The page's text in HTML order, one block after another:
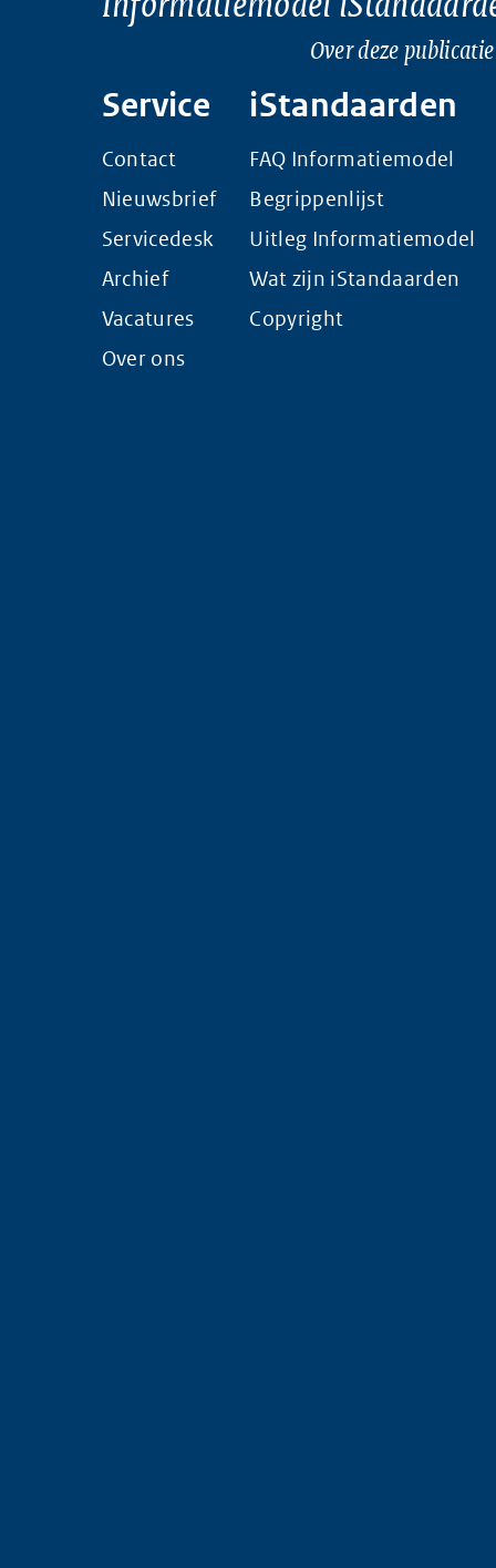
Over deze publicatie
Service
Contact
Nieuwsbrief
Servicedesk
Archief
Vacatures
Over ons
iStandaarden
FAQ Informatiemodel
Begrippenlijst
Uitleg Informatiemodel
Wat zijn iStandaarden
Copyright